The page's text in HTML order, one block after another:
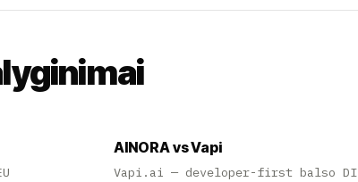
AINORA vs Vapi
Vapi.ai — developer-first balso DI